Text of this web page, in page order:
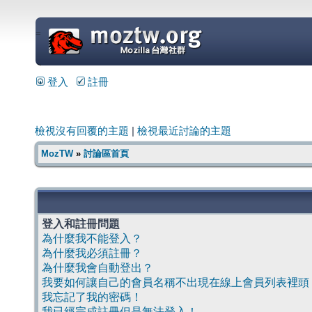
=
登入 註冊
檢視沒有回覆的主題 檢視最近討論的主題
MozTW» 討論區首頁
登入和註冊問題
為什麼我不能登入？
為什麼我必須註冊？
為什麼我會自動登出？
我要如何讓自己的會員名稱不出現在線上會員列表裡頭
我忘記了我的密碼！